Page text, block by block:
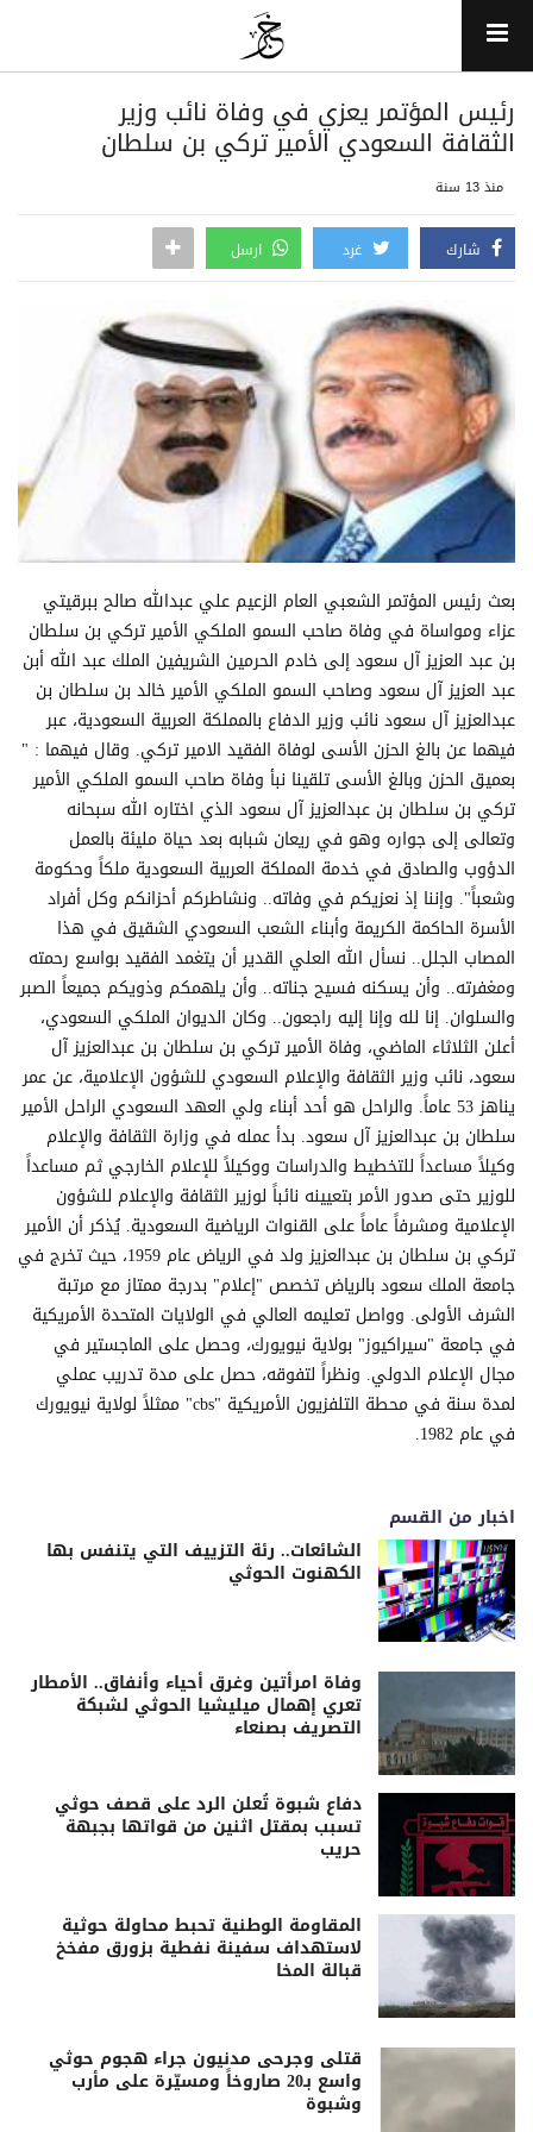
رئيس المؤتمر يعزي في وفاة نائب وزير
الثقافة السعودي الأمير تركي بن سلطان
منذ 13 سنة
شارك غرد ارسل
بعث رئيس المؤتمر الشعبي العام الزعيم علي عبدالله صالح ببرقيتي
عزاء ومواساة في وفاة صاحب السمو الملكي الأمير تركي بن سلطان
بن عبد العزيز آل سعود إلى خادم الحرمين الشريفين الملك عبد الله أبن
عبد العزيز آل سعود وصاحب السمو الملكي الأمير خالد بن سلطان بن
عبدالعزيز آل سعود نائب وزير الدفاع بالمملكة العربية السعودية، عبر
فيهما عن بالغ الحزن الأسى لوفاة الفقيد الامير تركي. وقال فيهما : "
بعميق الحزن وبالغ الأسى تلقينا نبأ وفاة صاحب السمو الملكي الأمير
تركي بن سلطان بن عبدالعزيز آل سعود الذي اختاره الله سبحانه
وتعالى إلى جواره وهو في ريعان شبابه بعد حياة مليئة بالعمل
الدؤوب والصادق في خدمة المملكة العربية السعودية ملكاً وحكومة
وشعباً". وإننا إذ نعزيكم في وفاته.. ونشاطركم أحزانكم وكل أفراد
الأسرة الحاكمة الكريمة وأبناء الشعب السعودي الشقيق في هذا
المصاب الجلل.. نسأل الله العلي القدير أن يتغمد الفقيد بواسع رحمته
ومغفرته.. وأن يسكنه فسيح جناته.. وأن يلهمكم وذويكم جميعاً الصبر
والسلوان. إنا لله وإنا إليه راجعون.. وكان الديوان الملكي السعودي،
أعلن الثلاثاء الماضي، وفاة الأمير تركي بن سلطان بن عبدالعزيز آل
سعود، نائب وزير الثقافة والإعلام السعودي للشؤون الإعلامية، عن عمر
يناهز 53 عاماً. والراحل هو أحد أبناء ولي العهد السعودي الراحل الأمير
سلطان بن عبدالعزيز آل سعود. بدأ عمله في وزارة الثقافة والإعلام
وكيلاً مساعداً للتخطيط والدراسات ووكيلاً للإعلام الخارجي ثم مساعداً
للوزير حتى صدور الأمر بتعيينه نائباً لوزير الثقافة والإعلام للشؤون
الإعلامية ومشرفاً عاماً على القنوات الرياضية السعودية. يُذكر أن الأمير
تركي بن سلطان بن عبدالعزيز ولد في الرياض عام 1959، حيث تخرج في
جامعة الملك سعود بالرياض تخصص "إعلام" بدرجة ممتاز مع مرتبة
الشرف الأولى. وواصل تعليمه العالي في الولايات المتحدة الأمريكية
في جامعة "سيراكيوز" بولاية نيويورك، وحصل على الماجستير في
مجال الإعلام الدولي. ونظراً لتفوقه، حصل على مدة تدريب عملي
لمدة سنة في محطة التلفزيون الأمريكية "cbs" ممثلاً لولاية نيويورك
في عام 1982.
اخبار من القسم
الشائعات.. رئة التزييف التي يتنفس بها
الكهنوت الحوثي
وفاة امرأتين وغرق أحياء وأنفاق.. الأمطار
تعري إهمال ميليشيا الحوثي لشبكة
التصريف بصنعاء
دفاع شبوة تُعلن الرد على قصف حوثي
تسبب بمقتل اثنين من قواتها بجبهة
حريب
المقاومة الوطنية تحبط محاولة حوثية
لاستهداف سفينة نفطية بزورق مفخخ
قبالة المخا
قتلى وجرحى مدنيون جراء هجوم حوثي
واسع بـ20 صاروخاً ومسيّرة على مأرب
وشبوة